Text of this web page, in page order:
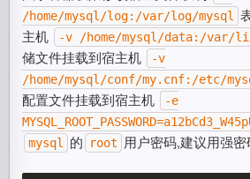
/home/mysql/log:/var/log/mysql
主机
-v /home/mysql/data:/var/
储文件挂载到宿主机
-v
/home/mysql/conf/my.cnf:/etc/
配置文件挂载到宿主机
-e
mysql 的 root 用户密码,建议用强密